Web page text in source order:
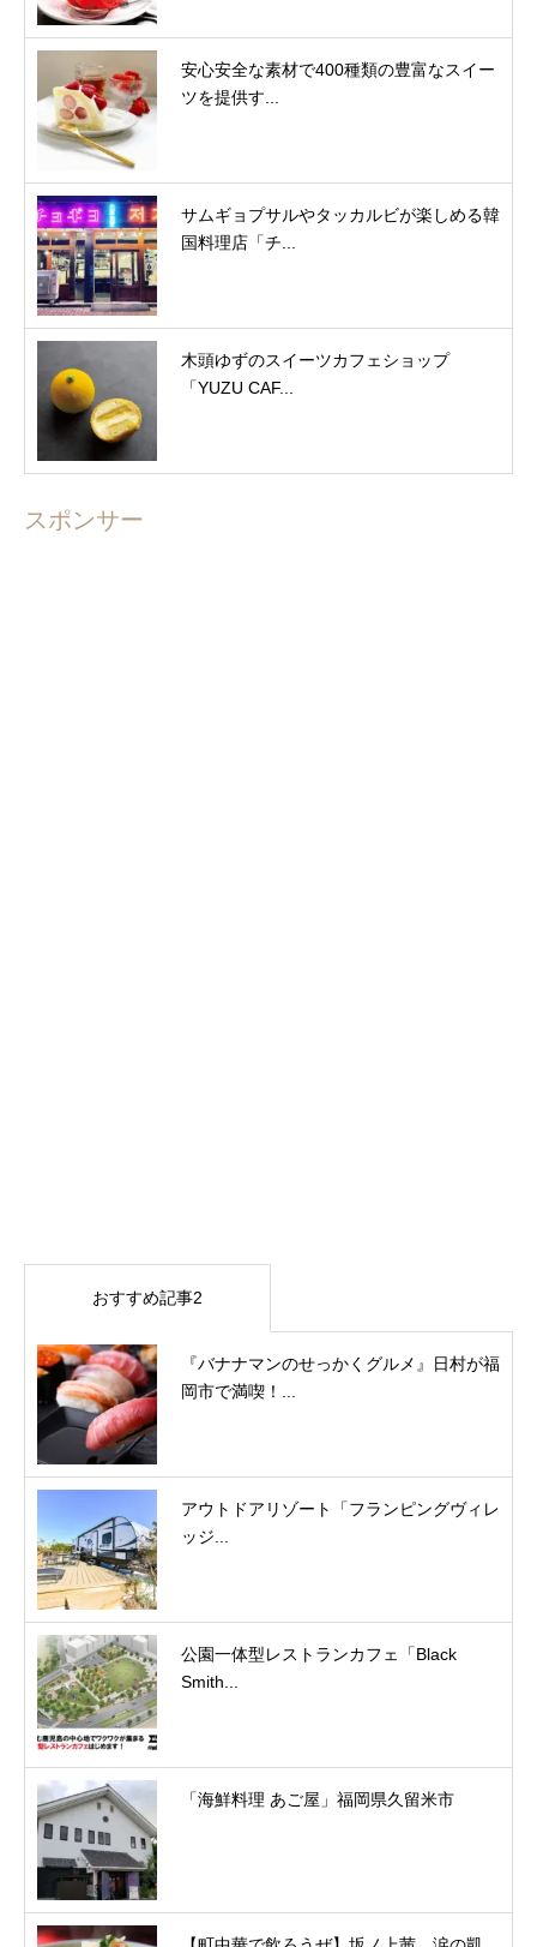
安心安全な素材で400種類の豊富なスイー
ツを提供す...
サムギョプサルやタッカルビが楽しめる韓
国料理店「チ...
木頭ゆずのスイーツカフェショップ
「YUZU CAF...
スポンサー
おすすめ記事2
『バナナマンのせっかくグルメ』日村が福
岡市で満喫！...
アウトドアリゾート「フランピングヴィレ
ッジ...
公園一体型レストランカフェ「Black
Smith...
「海鮮料理 あご屋」福岡県久留米市